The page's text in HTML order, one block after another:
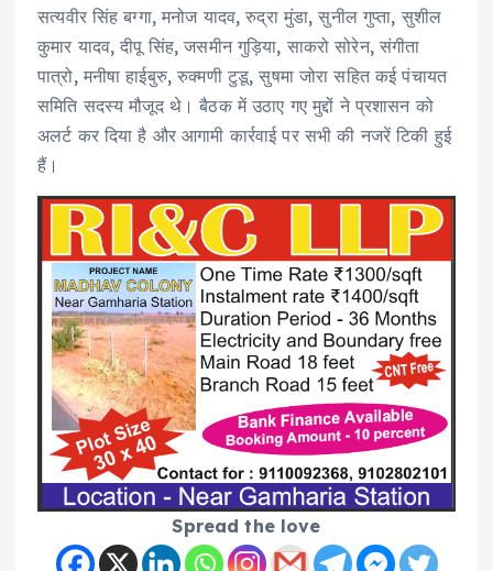
सत्यवीर सिंह बग्गा, मनोज यादव, रुद्रा मुंडा, सुनील गुप्ता, सुशील
कुमार यादव, दीपू सिंह, जसमीन गुड़िया, साकरो सोरेन, संगीता
पात्रो, मनीषा हाईबुरु, रुक्मणी टुडू, सुषमा जोरा सहित कई पंचायत
समिति सदस्य मौजूद थे। बैठक में उठाए गए मुद्दों ने प्रशासन को
अलर्ट कर दिया है और आगामी कार्रवाई पर सभी की नजरें टिकी हुई
हैं।
Spread the love